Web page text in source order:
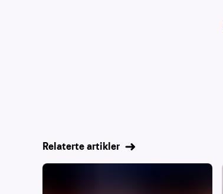
Relaterte artikler